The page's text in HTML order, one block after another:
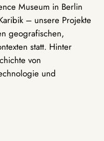
Museum in Berlin
– unsere Projekte
geografischen,
statt. Hinter
von
und